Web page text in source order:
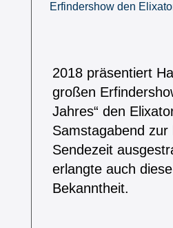
Erfindershow den
2018 präsentiert
großen
Jahres“ den
Samstagabend zur
Sendezeit
erlangte auch
Bekanntheit.